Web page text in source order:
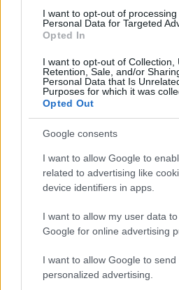
consent section.
I want to opt-out of processing
Personal Data for Targeted
Opted In
I want to opt-out of Collection,
Retention, Sale, and/or
Personal Data that Is
Purposes for which it was
Opted Out
Google consents
I want to allow Google to
related to advertising like
device identifiers in apps.
I want to allow my user data
Google for online advertising
I want to allow Google to send
personalized advertising.
Dizionario dei Sogni – G
Dizionario dei Sogni – I
Dizionario dei Sogni – J
Dizionario dei Sogni – L
Dizionario dei Sogni – M
Dizionario dei Sogni – N
Dizionario dei Sogni – O
Dizionario dei Sogni – P
Dizionario dei Sogni – R
Dizionario dei Sogni – T